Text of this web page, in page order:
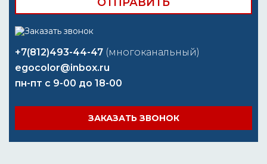
+7(812)493-44-47 (многоканальный)
egocolor@inbox.ru
пн-пт с 9-00 до 18-00
ЗАКАЗАТЬ ЗВОНОК